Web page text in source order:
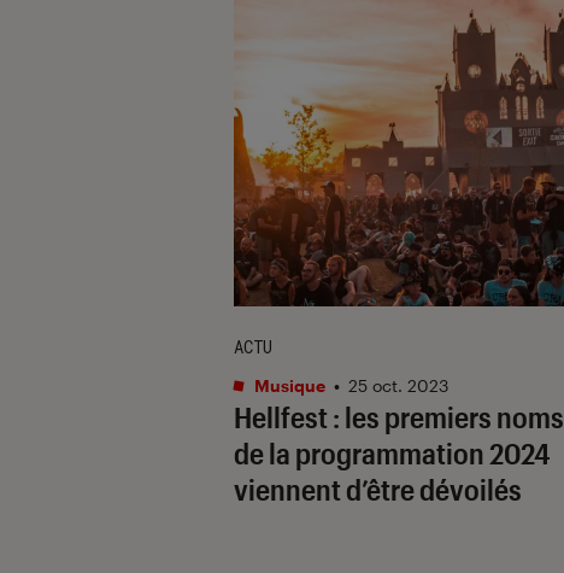
Hellfest : les premiers noms
de la programmation 2024
viennent d’être dévoilés
ACTU
Musique • 25 oct. 2023